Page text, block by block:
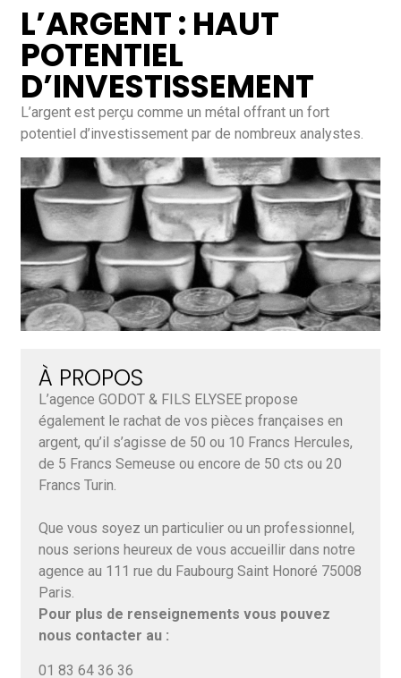
L’ARGENT : HAUT
POTENTIEL
D’INVESTISSEMENT
L’argent est perçu comme un métal offrant un fort
potentiel d’investissement par de nombreux analystes.
À PROPOS
L’agence GODOT & FILS ELYSEE propose
également le rachat de vos pièces françaises en
argent, qu’il s’agisse de 50 ou 10 Francs Hercules,
de 5 Francs Semeuse ou encore de 50 cts ou 20
Francs Turin.
Que vous soyez un particulier ou un professionnel,
nous serions heureux de vous accueillir dans notre
agence au 111 rue du Faubourg Saint Honoré 75008
Paris.
Pour plus de renseignements vous pouvez
nous contacter au :
01 83 64 36 36